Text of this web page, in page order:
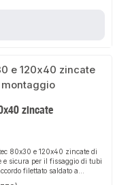
zincate
80x30 e 120x40 zincate di
e sicura per il fissaggio di tubi
filettato saldato a
adattano in modo flessibile a